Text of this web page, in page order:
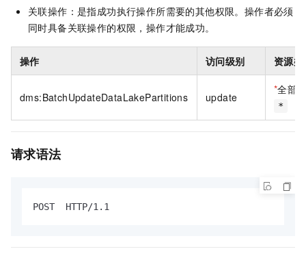
关联操作：是指成功执行操作所需要的其他权限。操作者必须
同时具备关联操作的权限，操作才能成功。
操作 访问级别 资源类
dms:BatchUpdateDataLakePartitions update
*全部
*
请求语法
POST  HTTP/1.1